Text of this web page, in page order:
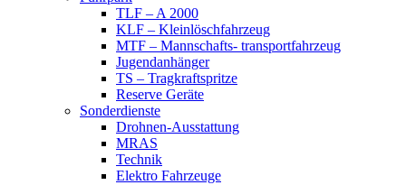
TLF – A 2000
KLF – Kleinlöschfahrzeug
MTF – Mannschafts- transportfahrzeug
Jugendanhänger
TS – Tragkraftspritze
Reserve Geräte
Sonderdienste
Drohnen-Ausstattung
MRAS
Technik
Elektro Fahrzeuge